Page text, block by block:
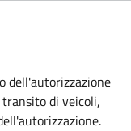
dell'autorizzazione
di veicoli,